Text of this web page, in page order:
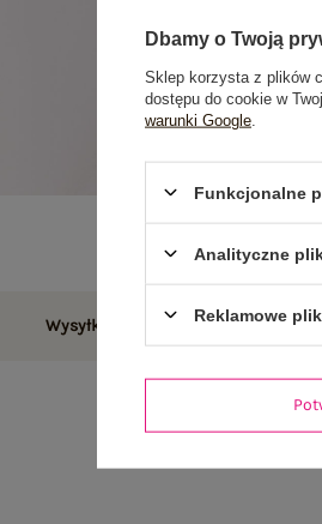
Wysyłka i dostawa Zwroty i
Dbamy o Twoją
Sklep korzysta z plików
dostępu do cookie w
warunki Google
Funkcjonalne
Analityczne
Reklamowe